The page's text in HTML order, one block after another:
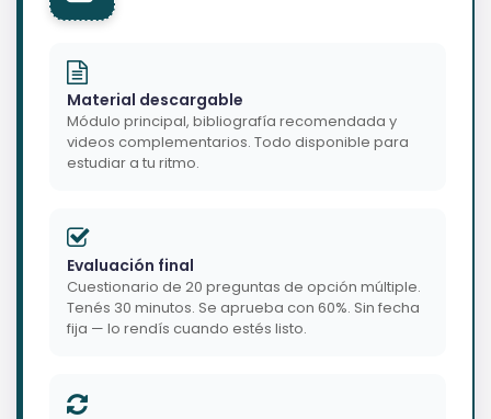
Material descargable
Módulo principal, bibliografía recomendada y
videos complementarios. Todo disponible para
estudiar a tu ritmo.
Evaluación final
Cuestionario de 20 preguntas de opción múltiple.
Tenés 30 minutos. Se aprueba con 60%. Sin fecha
fija — lo rendís cuando estés listo.